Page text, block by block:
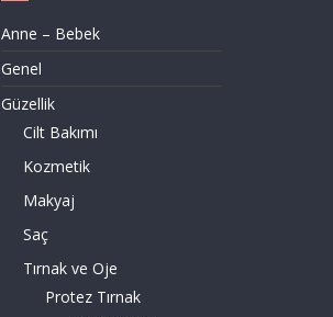
Anne – Bebek
Genel
Güzellik
Cilt Bakımı
Kozmetik
Makyaj
Saç
Tırnak ve Oje
Protez Tırnak